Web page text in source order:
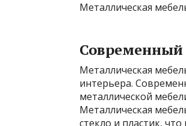
Металлическая
Современный
Металлическая
интерьера.
металлической
Металлическая
стекло и пластик,